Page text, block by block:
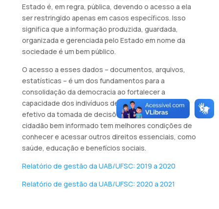
Estado é, em regra, pública, devendo o acesso a ela
ser restringido apenas em casos específicos. Isso
significa que a informação produzida, guardada,
organizada e gerenciada pelo Estado em nome da
sociedade é um bem público.
O acesso a esses dados – documentos, arquivos,
estatísticas – é um dos fundamentos para a
consolidação da democracia ao fortalecer a
capacidade dos indivíduos de participar de modo
efetivo da tomada de decisões que os afeta. O
cidadão bem informado tem melhores condições de
conhecer e acessar outros direitos essenciais, como
saúde, educação e benefícios sociais.
Relatório de gestão da UAB/UFSC: 2019 a 2020
Relatório de gestão da UAB/UFSC: 2020 a 2021